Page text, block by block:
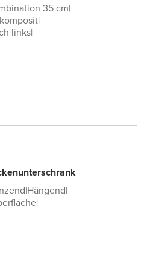
35 cm|
|
links|
|Hängend|
|